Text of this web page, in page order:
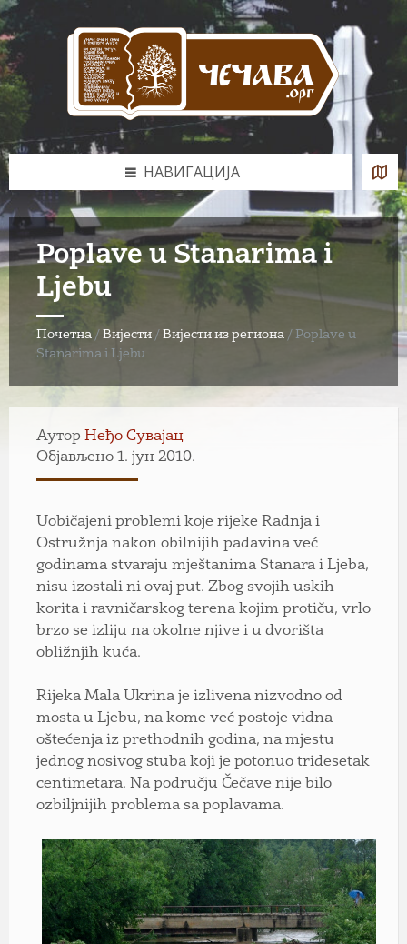
Skip
to
content
Skip
to
left
sidebar
Skip
to
footer
НАВИГАЦИЈА
Poplave u Stanarima i
Ljebu
Почетна / Вијести / Вијести из региона / Poplave u
Stanarima i Ljebu
Аутор Неђо Сувајац
Објављено 1. јун 2010.
Uobičajeni problemi koje rijeke Radnja i
Ostružnja nakon obilnijih padavina već
godinama stvaraju mještanima Stanara i Ljeba,
nisu izostali ni ovaj put. Zbog svojih uskih
korita i ravničarskog terena kojim protiču, vrlo
brzo se izliju na okolne njive i u dvorišta
obližnjih kuća.
Rijeka Mala Ukrina je izlivena nizvodno od
mosta u Ljebu, na kome već postoje vidna
oštećenja iz prethodnih godina, na mjestu
jednog nosivog stuba koji je potonuo tridesetak
centimetara. Na području Čečave nije bilo
ozbiljnijih problema sa poplavama.